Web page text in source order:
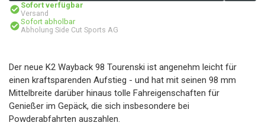
Sofort verfügbar
Versand
Sofort abholbar
Abholung Side Cut Sports AG
Der neue K2 Wayback 98 Tourenski ist angenehm leicht für
einen kraftsparenden Aufstieg - und hat mit seinen 98 mm
Mittelbreite darüber hinaus tolle Fahreigenschaften für
Genießer im Gepäck, die sich insbesondere bei
Powderabfahrten auszahlen.